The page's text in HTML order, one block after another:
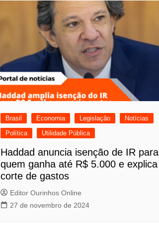
Brasil Economia Legislação
Notícias
Política
Utilidade Pública
Haddad anuncia isenção de IR para
quem ganha até R$ 5.000 e explica
corte de gastos
Editor Ourinhos Online
27 de novembro de 2024